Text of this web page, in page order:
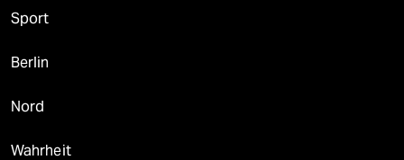
Sport
Berlin
Nord
Wahrheit